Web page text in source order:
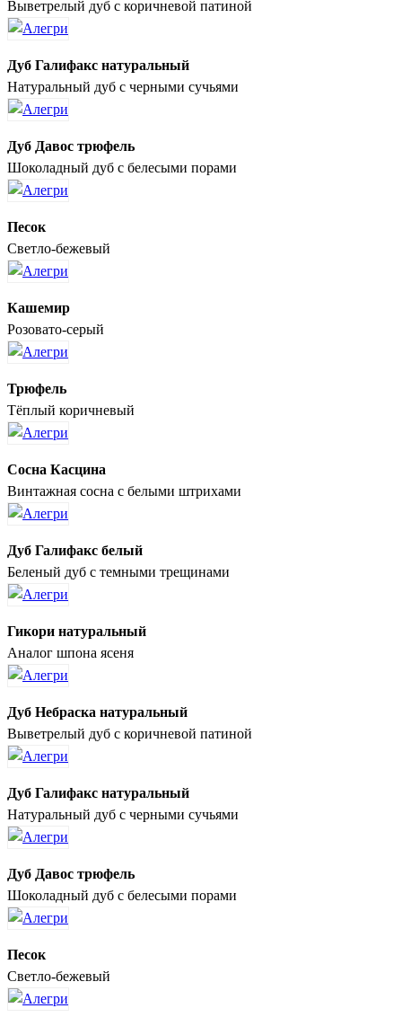
Выветрелый дуб с коричневой патиной
Дуб Галифакс натуральный
Натуральный дуб с черными сучьями
Дуб Давос трюфель
Шоколадный дуб с белесыми порами
Песок
Светло-бежевый
Кашемир
Розовато-серый
Трюфель
Тёплый коричневый
Сосна Касцина
Винтажная сосна с белыми штрихами
Дуб Галифакс белый
Беленый дуб с темными трещинами
Гикори натуральный
Аналог шпона ясеня
Дуб Небраска натуральный
Выветрелый дуб с коричневой патиной
Дуб Галифакс натуральный
Натуральный дуб с черными сучьями
Дуб Давос трюфель
Шоколадный дуб с белесыми порами
Песок
Светло-бежевый